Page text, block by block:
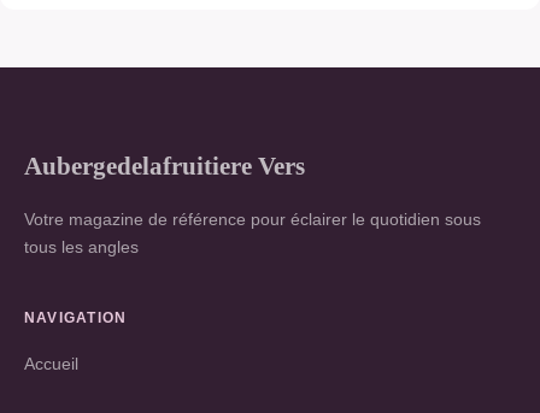
Aubergedelafruitiere Vers
Votre magazine de référence pour éclairer le quotidien sous
tous les angles
NAVIGATION
Accueil